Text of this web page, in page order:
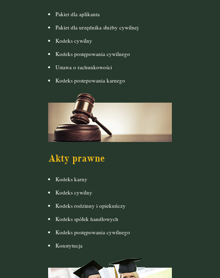
Pakiet dla aplikanta
Pakiet dla urzędnika służby cywilnej
Kodeks cywilny
Kodeks postępowania cywilnego
Ustawa o rachunkowości
Kodeks postepowania karnego
Akty prawne
Kodeks karny
Kodeks cywilny
Kodeks rodzinny i opiekuńczy
Kodeks spółek handlowych
Kodeks postępowania cywilnego
Konstytucja